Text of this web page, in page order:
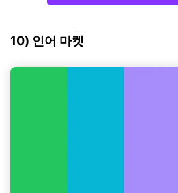
10) 인어 마켓